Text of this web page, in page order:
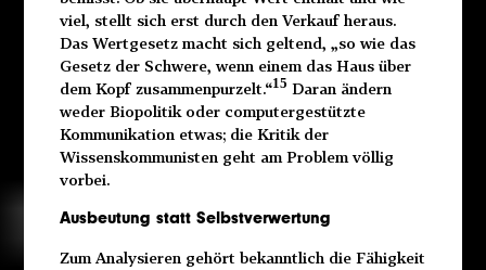
viel, stellt sich erst durch den Verkauf heraus.
Das Wertgesetz macht sich geltend, „so wie das
Gesetz der Schwere, wenn einem das Haus über
dem Kopf zusammenpurzelt.“15 Daran ändern
weder Biopolitik oder computergestützte
Kommunikation etwas; die Kritik der
Wissenskommunisten geht am Problem völlig
vorbei.
Ausbeutung statt Selbstverwertung
Zum Analysieren gehört bekanntlich die Fähigkeit